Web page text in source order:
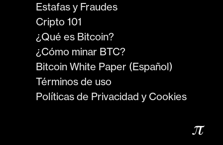
Estafas y Fraudes
Cripto 101
¿Qué es Bitcoin?
¿Cómo minar BTC?
Bitcoin White Paper (Español)
Términos de uso
Políticas de Privacidad y Cookies
𝜋